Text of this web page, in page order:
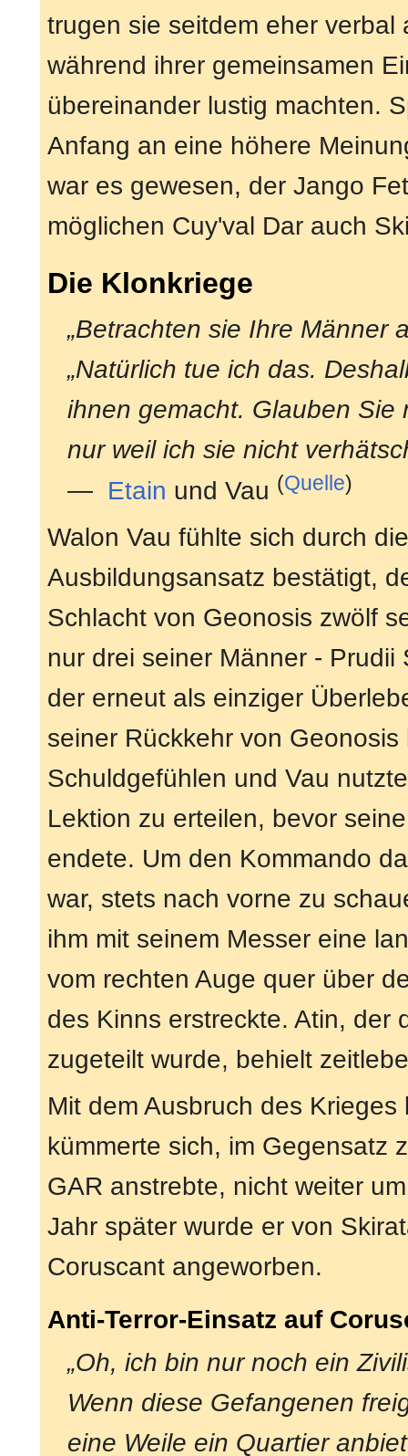
trugen sie seitdem eher
während ihrer gemeinsamen
übereinander lustig machten.
Anfang an eine höhere
war es gewesen, der Jango
möglichen Cuy'val Dar auch
Die Klonkriege
„Betrachten sie Ihre Männer
„Natürlich tue ich das.
ihnen gemacht. Glauben
nur weil ich sie nicht
— Etain und Vau (Quelle)
Walon Vau fühlte sich durch
Ausbildungsansatz bestätigt,
Schlacht von Geonosis zwölf
nur drei seiner Männer - Prudii
der erneut als einziger
seiner Rückkehr von
Schuldgefühlen und Vau
Lektion zu erteilen, bevor
endete. Um den Kommando
war, stets nach vorne zu
ihm mit seinem Messer eine
vom rechten Auge quer über
des Kinns erstreckte. Atin, der
zugeteilt wurde, behielt
Mit dem Ausbruch des
kümmerte sich, im Gegensatz
GAR anstrebte, nicht weiter
Jahr später wurde er von
Coruscant angeworben.
Anti-Terror-Einsatz auf
„Oh, ich bin nur noch ein
Wenn diese Gefangenen
eine Weile ein Quartier